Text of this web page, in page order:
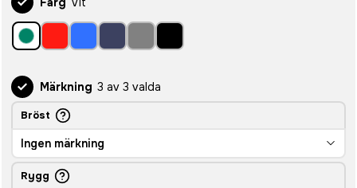
Märkning 3 av 3 valda
Bröst
Ingen märkning
Rygg